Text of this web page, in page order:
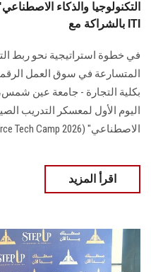
التكنولوجيا والذكاء
بالشراكة مع ITI
في خطوة استراتيجية نحو ربط
المتسارعة في سوق العمل
اليوم الأول لمعسكر التدريب
الاصطناعي" (ITI Commerce Tech Camp 2026).
اقرأ المزيد